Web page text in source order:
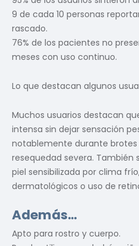
9 de cada 10 personas
rascado.
76% de los pacientes no
meses con uso continuo.
Lo que destacan algunos
Muchos usuarios destacan
intensa sin dejar sensación
notablemente durante
resequedad severa. También
piel sensibilizada por clima
dermatológicos o uso de
Además…
Apto para rostro y cuerpo.